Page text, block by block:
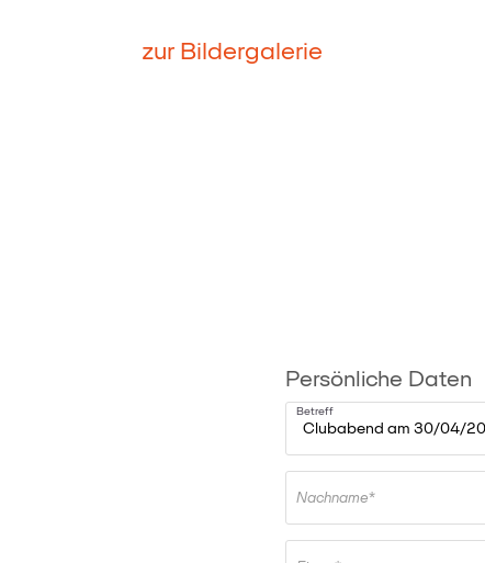
zur Bildergalerie
Persönliche Daten
Betreff
Nachname*